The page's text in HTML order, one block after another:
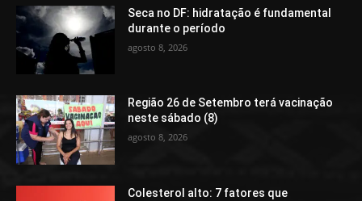
Seca no DF: hidratação é fundamental
durante o período
agosto 8, 2026
Região 26 de Setembro terá vacinação
neste sábado (8)
agosto 8, 2026
Colesterol alto: 7 fatores que